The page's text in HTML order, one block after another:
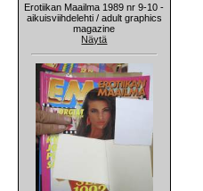
Erotiikan Maailma 1989 nr 9-10 -
aikuisviihdelehti / adult graphics
magazine
Näytä